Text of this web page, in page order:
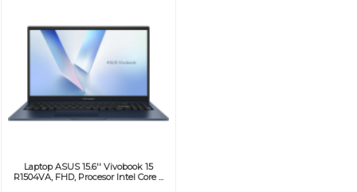
Laptop ASUS 15.6'' Vivobook 15
R1504VA, FHD, Procesor Intel Core ...